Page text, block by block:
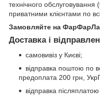
технічного
приватними клієнтами по
Замовляйте на
Доставка і
самовивіз у Києві;
відправка поштою по
предоплата 200 грн,
відправка післяплатою